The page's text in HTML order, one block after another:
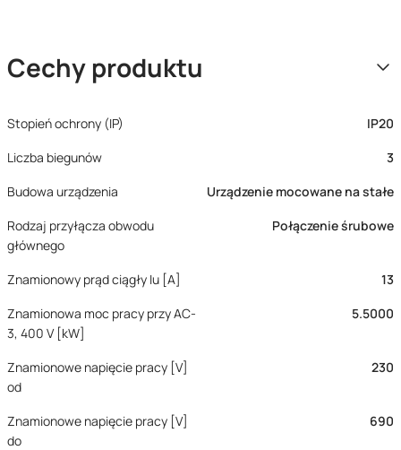
Cechy produktu
Stopień ochrony (IP)
IP20
Liczba biegunów
3
Budowa urządzenia
Urządzenie mocowane na stałe
Rodzaj przyłącza obwodu
głównego
Połączenie śrubowe
Znamionowy prąd ciągły Iu [A]
13
Znamionowa moc pracy przy AC-
3, 400 V [kW]
5.5000
Znamionowe napięcie pracy [V]
od
230
Znamionowe napięcie pracy [V]
do
690